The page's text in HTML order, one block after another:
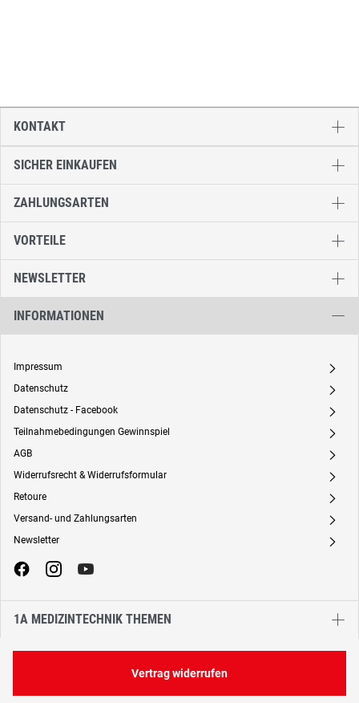
SICHER EINKAUFEN
ZAHLUNGSARTEN
VORTEILE
NEWSLETTER
INFORMATIONEN
Impressum A
Datenschutz A
Datenschutz - Facebook A
Teilnahmebedingungen Gewinnspiel A
AGB A
Widerrufsrecht & Widerrufsformular A
Retoure A
Versand- und Zahlungsarten A
Newsletter A
1A MEDIZINTECHNIK THEMEN
KONTAKT
Vertrag widerrufen